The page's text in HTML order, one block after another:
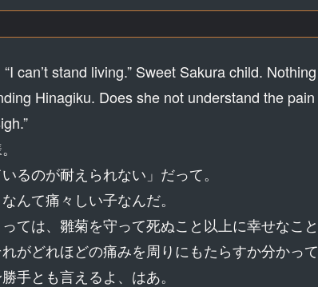
“I can’t stand living.” Sweet Sakura child.
Hinagiku. Does she not understand the
いるのが耐えられない」だって。
んて痛々しい子なんだ。
ては、雛菊を守って死ぬこと以上に幸せなこ
がどれほどの痛みを周りにもたらすか分かっ
手とも言えるよ、はあ。